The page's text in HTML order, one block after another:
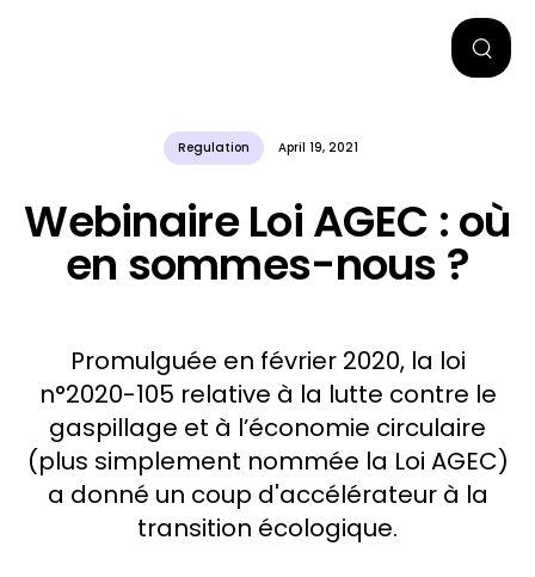
Regulation April 19, 2021
Webinaire Loi AGEC : où
en sommes-nous ?
Promulguée en février 2020, la loi
n°2020-105 relative à la lutte contre le
gaspillage et à l’économie circulaire
(plus simplement nommée la Loi AGEC)
a donné un coup d'accélérateur à la